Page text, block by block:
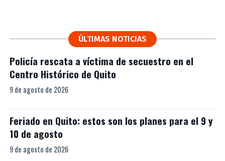
ÚLTIMAS NOTICIAS
Policía rescata a víctima de secuestro en el
Centro Histórico de Quito
9 de agosto de 2026
Feriado en Quito: estos son los planes para el 9 y
10 de agosto
9 de agosto de 2026